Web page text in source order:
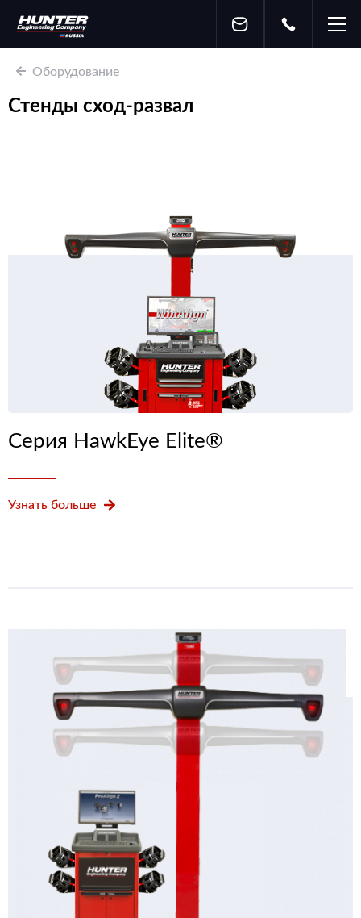
Оборудование
Стенды сход-развал
Серия HawkEye Elite®
Узнать больше